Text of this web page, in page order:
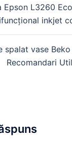
Epson L3260
inkjet
spalat vase
Recomandari